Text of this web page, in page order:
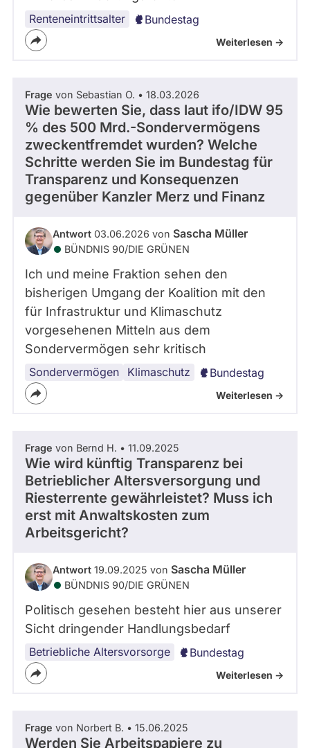
Renteneintrittsalter Bundestag
Weiterlesen ->
Frage von Sebastian O. • 18.03.2026
Wie bewerten Sie, dass laut ifo/IDW 95
% des 500 Mrd.-Sondervermögens
zweckentfremdet wurden? Welche
Schritte werden Sie im Bundestag für
Transparenz und Konsequenzen
gegenüber Kanzler Merz und Finanz
Antwort 03.06.2026 von Sascha Müller
BÜNDNIS 90/­DIE GRÜNEN
Ich und meine Fraktion sehen den
bisherigen Umgang der Koalition mit den
für Infrastruktur und Klimaschutz
vorgesehenen Mitteln aus dem
Sondervermögen sehr kritisch
Sondervermögen Klimaschutz Bundestag
Weiterlesen ->
Frage von Bernd H. • 11.09.2025
Wie wird künftig Transparenz bei
Betrieblicher Altersversorgung und
Riesterrente gewährleistet? Muss ich
erst mit Anwaltskosten zum
Arbeitsgericht?
Antwort 19.09.2025 von Sascha Müller
BÜNDNIS 90/­DIE GRÜNEN
Politisch gesehen besteht hier aus unserer
Sicht dringender Handlungsbedarf
Betriebliche Altersvorsorge Bundestag
Weiterlesen ->
Frage von Norbert B. • 15.06.2025
Werden Sie Arbeitspapiere zu